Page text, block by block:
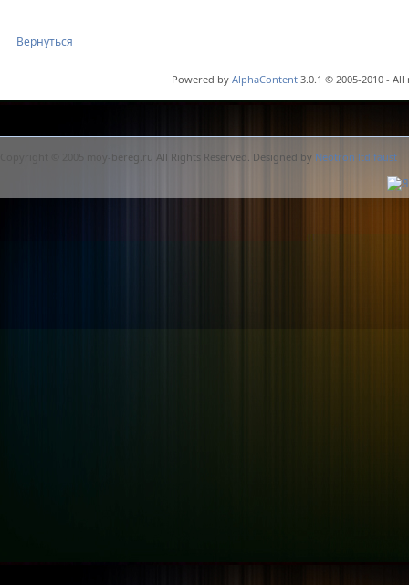
Вернуться
Powered byAlphaContent 3.0.1 © 2005-2010 -
Copyright © 2005 moy-bereg.ru All Rights Reserved. Designed by Neotron ltd.faust